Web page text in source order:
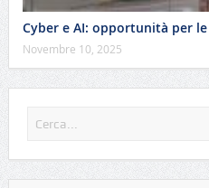
Cyber e AI: opportunità per
Novembre 10, 2025